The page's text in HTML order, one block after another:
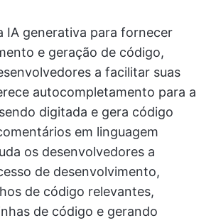
IA generativa para fornecer
e geração de código,
a facilitar suas
autocompletamento para a
digitada e gera código
em linguagem
os desenvolvedores a
de desenvolvimento,
de código relevantes,
de código e gerando